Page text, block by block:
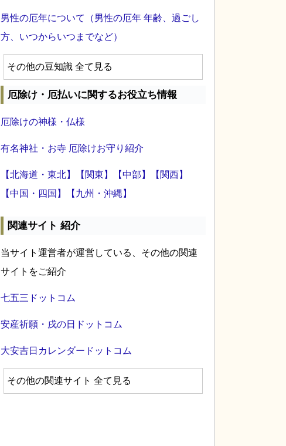
男性の厄年について（男性の厄年 年齢、過ごし
方、いつからいつまでなど）
その他の豆知識 全て見る
厄除け・厄払いに関するお役立ち情報
厄除けの神様・仏様
有名神社・お寺 厄除けお守り紹介
【北海道・東北】 【関東】 【中部】
【関西】
【中国・四国】
【九州・沖縄】
関連サイト 紹介
当サイト運営者が運営している、その他の関連
サイトをご紹介
七五三ドットコム
安産祈願・戌の日ドットコム
大安吉日カレンダードットコム
その他の関連サイト 全て見る